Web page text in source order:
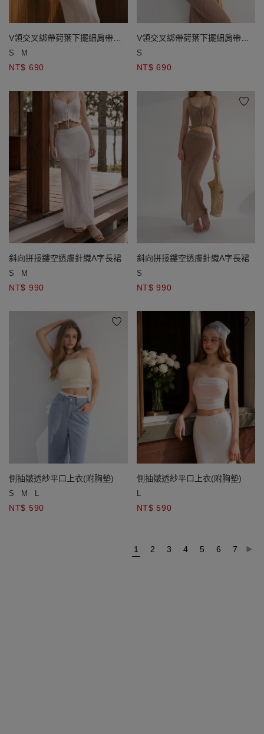
V領交叉綁帶荷葉下擺細肩帶鏤
空針織背心
S M
NT$ 690
V領交叉綁帶荷葉下擺細肩帶鏤
空針織背心
S
NT$ 690
斜向拼接鏤空透膚針織A字長裙
S M
NT$ 990
斜向拼接鏤空透膚針織A字長裙
S
NT$ 990
側抽皺透紗平口上衣(附胸墊)
S M L
NT$ 590
側抽皺透紗平口上衣(附胸墊)
L
NT$ 590
1 2 3 4 5 6 7